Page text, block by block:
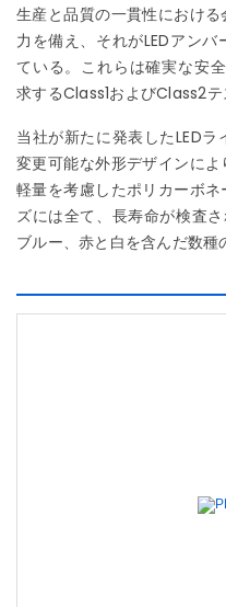
生産と品質の一貫性におけ
力を備え、それがLEDアン
ている。これらは確実な安
求するClass1およびClass2テ
当社が新たに発表したLED
変更可能な外形デザインに
軽量を考慮したポリカーボ
ズには全て、長寿命が検査さ
ブルー、赤と白を含んだ数